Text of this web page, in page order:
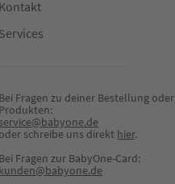
Kontakt
Services
Bei Fragen zu deiner Bestellung oder
Produkten:
service@babyone.de
oder schreibe uns direkt hier.
Bei Fragen zur BabyOne-Card:
kunden@babyone.de